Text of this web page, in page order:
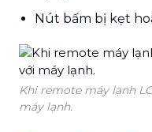
Nút bấm bị kẹt
Khi remote máy lạnh
máy lạnh.